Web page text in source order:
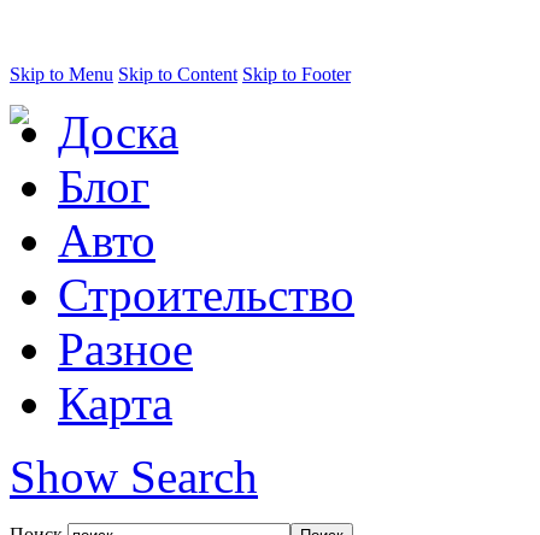
Skip to Menu Skip to Content Skip to Footer
Доска
Блог
Авто
Строительство
Разное
Карта
Show Search